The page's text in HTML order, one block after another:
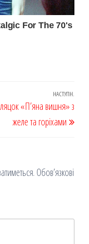
НАСТУПН.
«П’яна вишня» з
желе та горіхами
Обов’язкові